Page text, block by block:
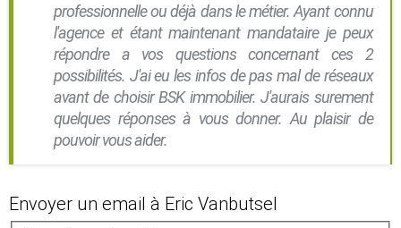
professionnelle ou déjà dans le métier. Ayant connu
l'agence et étant maintenant mandataire je peux
répondre a vos questions concernant ces 2
possibilités. J'ai eu les infos de pas mal de réseaux
avant de choisir BSK immobilier. J'aurais surement
quelques réponses à vous donner. Au plaisir de
pouvoir vous aider.
Envoyer un email à Eric Vanbutsel